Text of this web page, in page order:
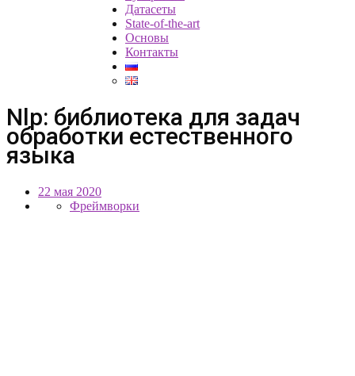
Датасеты
State-of-the-art
Основы
Контакты
Nlp: библиотека для задач
обработки естественного
языка
22 мая 2020
Фреймворки